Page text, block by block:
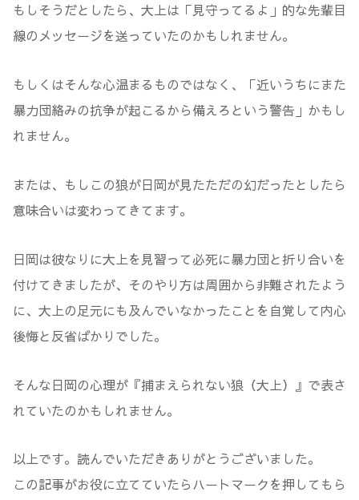
もしそうだとしたら、大上は「見守ってるよ」的な先輩目
線のメッセージを送っていたのかもしれません。
もしくはそんな心温まるものではなく、「近いうちにまた
暴力団絡みの抗争が起こるから備えろという警告」かもし
れません。
または、もしこの狼が日岡が見たただの幻だったとしたら
意味合いは変わってきてます。
日岡は彼なりに大上を見習って必死に暴力団と折り合いを
付けてきましたが、そのやり方は周囲から非難されたよう
に、大上の足元にも及んでいなかったことを自覚して内心
後悔と反省ばかりでした。
そんな日岡の心理が『捕まえられない狼（大上）』で表さ
れていたのかもしれません。
以上です。読んでいただきありがとうございました。
この記事がお役に立てていたらハートマークを押してもら